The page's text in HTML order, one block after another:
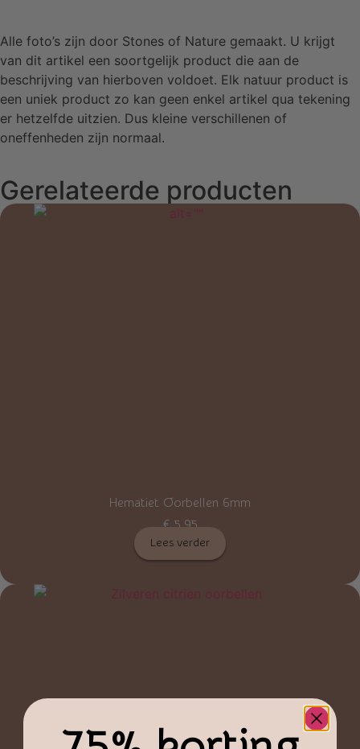
Alle foto’s zijn door Stones of Nature gemaakt. U krijgt
van dit artikel een soortgelijk product die aan de
beschrijving van hierboven voldoet. Elk natuur product is
een uniek product zo kan geen enkel artikel qua tekening
er hetzelfde uitzien. Dus kleine verschillenen of
oneffenheden zijn normaal.
Gerelateerde producten
Hematiet Oorbellen 6mm
€5,95
Lees verder